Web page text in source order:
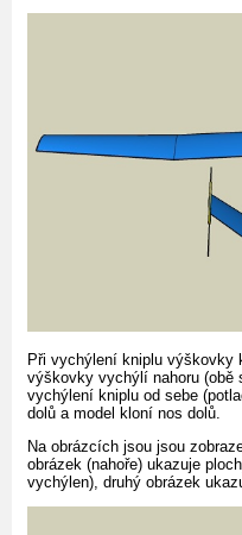
Při vychýlení kniplu výškovky
výškovky vychýlí nahoru (obě
vychýlení kniplu od sebe
dolů a model kloní nos dolů.
Na obrázcích jsou jsou
obrázek (nahoře) ukazuje
vychýlen), druhý obrázek